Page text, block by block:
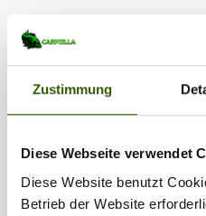
Zustimmung
Diese Webseite verwendet
Diese Website benutzt
Betrieb der Website